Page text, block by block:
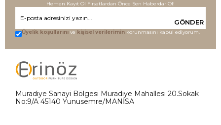
Hemen Kayıt Ol Fırsatlardan Önce Sen Haberdar Ol!
GÖNDER
Üyelik koşullarını ve kişisel verilerimin korunmasını kabul ediyorum.
Muradiye Sanayi Bölgesi Muradiye Mahallesi 20.Sokak
No:9/A 45140 Yunusemre/MANİSA